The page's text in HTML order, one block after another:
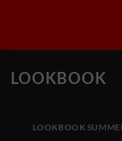
LOOKBOOK
LOOKBOOK